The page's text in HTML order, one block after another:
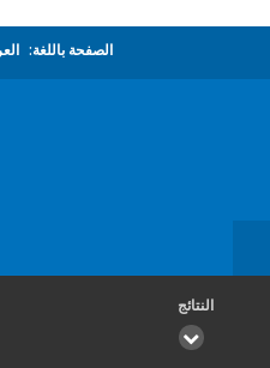
الصفحة باللغة:
النتائج